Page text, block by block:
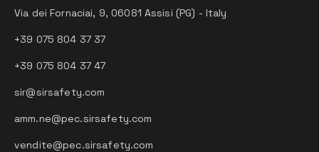
Via dei Fornaciai, 9, 06081 Assisi (PG) - Italy
+39 075 804 37 37
+39 075 804 37 47
sir@sirsafety.com
amm.ne@pec.sirsafety.com
vendite@pec.sirsafety.com